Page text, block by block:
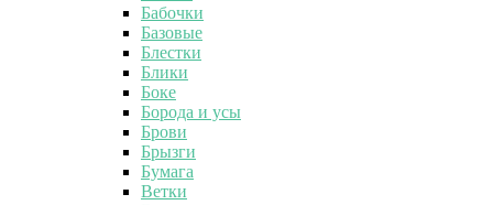
Бабочки
Базовые
Блестки
Блики
Боке
Борода и усы
Брови
Брызги
Бумага
Ветки